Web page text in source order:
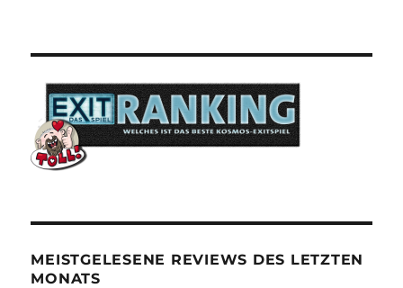
MEISTGELESENE REVIEWS DES LETZTEN
MONATS